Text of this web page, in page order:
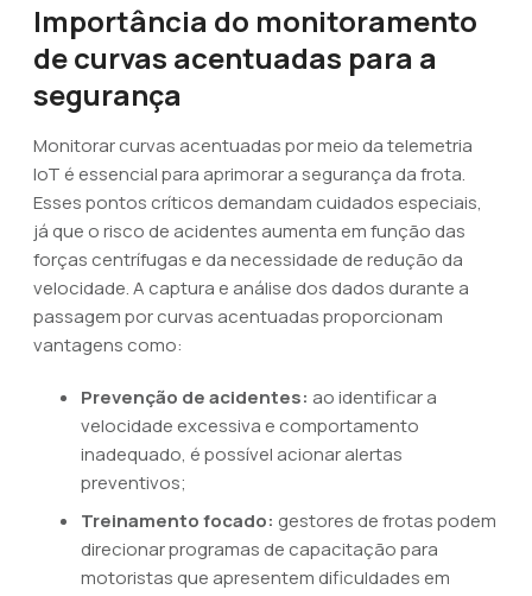
Importância do monitoramento
de curvas acentuadas para a
segurança
Monitorar curvas acentuadas por meio da telemetria
IoT é essencial para aprimorar a segurança da frota.
Esses pontos críticos demandam cuidados especiais,
já que o risco de acidentes aumenta em função das
forças centrífugas e da necessidade de redução da
velocidade. A captura e análise dos dados durante a
passagem por curvas acentuadas proporcionam
vantagens como:
Prevenção de acidentes: ao identificar a
velocidade excessiva e comportamento
inadequado, é possível acionar alertas
preventivos;
Treinamento focado: gestores de frotas podem
direcionar programas de capacitação para
motoristas que apresentem dificuldades em